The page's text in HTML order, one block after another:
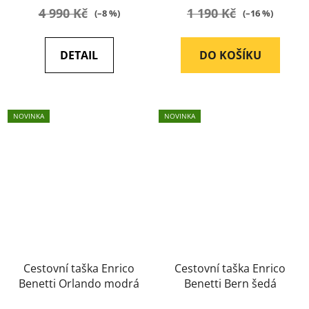
je
z
5
4 990 Kč (–8 %)
DETAIL
1 190 Kč (–16 %)
DO KOŠÍKU
NOVINKA
Cestovní taška Enrico
Benetti Orlando modrá
NOVINKA
Cestovní taška Enrico
Benetti Bern šedá